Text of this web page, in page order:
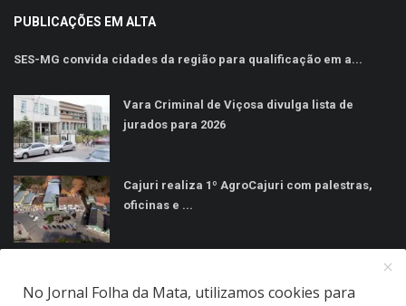
PUBLICAÇÕES EM ALTA
SES-MG convida cidades da região para qualificação em a...
Vara Criminal de Viçosa divulga lista de
jurados para 2026
Cajuri realiza 1º AgroCajuri com palestras,
oficinas e ...
No Jornal Folha da Mata, utilizamos cookies para